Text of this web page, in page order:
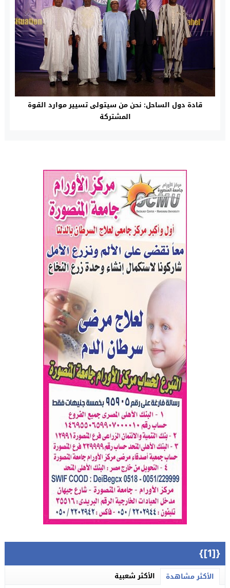
قادة دول الساحل: نحن من سيتولى تسيير موارد القوة
المشتركة
{[1]}
الأكثر مشاهدة الأكثر شعبية